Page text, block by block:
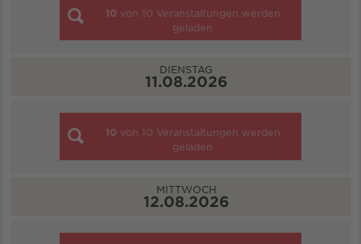
10 von 10 Veranstaltungen werden
geladen
DIENSTAG
11.08.2026
10 von 10 Veranstaltungen werden
geladen
MITTWOCH
12.08.2026